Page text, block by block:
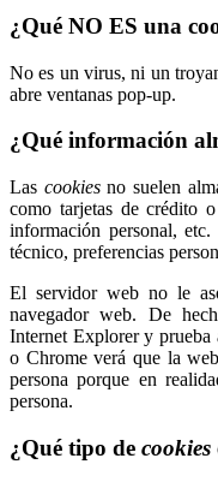
¿Qué NO ES una
No es un virus, ni un
abre ventanas pop-up.
¿Qué información
Las cookiesno suelen
como tarjetas de crédito
información personal,
técnico, preferencias
El servidor web no le
navegador web. De
Internet Explorer y
o Chrome verá que la
persona porque en
persona.
¿Qué tipo de cookies